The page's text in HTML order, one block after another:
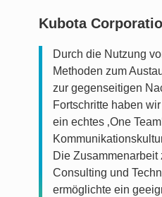
Kubota
Durch die Nutzung
Methoden zum
zur gegenseitigen
Fortschritte haben
ein echtes ‚One
Die
Consulting und
ermöglichte ein